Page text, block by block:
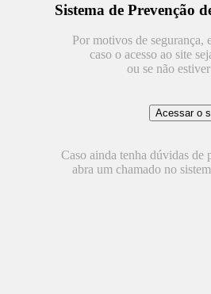
Sistema de Prevenção
Por motivos de segurança,
caso o acesso ao site
ou se não
Caso ainda tenha dúvidas de
abra um chamado no